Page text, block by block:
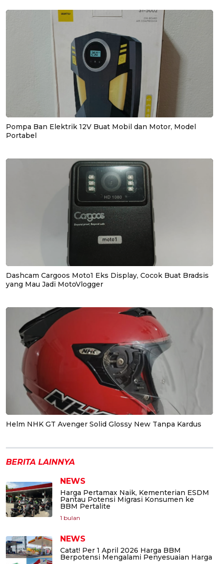
Pompa Ban Elektrik 12V Buat Mobil dan Motor, Model
Portabel
Dashcam Cargoos Moto1 Eks Display, Cocok Buat Bradsis
yang Mau Jadi MotoVlogger
Helm NHK GT Avenger Solid Glossy New Tanpa Kardus
BERITA LAINNYA
NEWS
Harga Pertamax Naik, Kementerian ESDM
Pantau Potensi Migrasi Konsumen ke
BBM Pertalite
1 bulan
NEWS
Catat! Per 1 April 2026 Harga BBM
Berpotensi Mengalami Penyesuaian Harga